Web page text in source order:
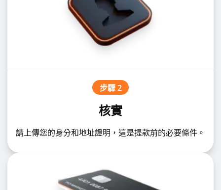
步驟 2
核實
請上傳您的身分和地址證明，這是提款前的必要條件。